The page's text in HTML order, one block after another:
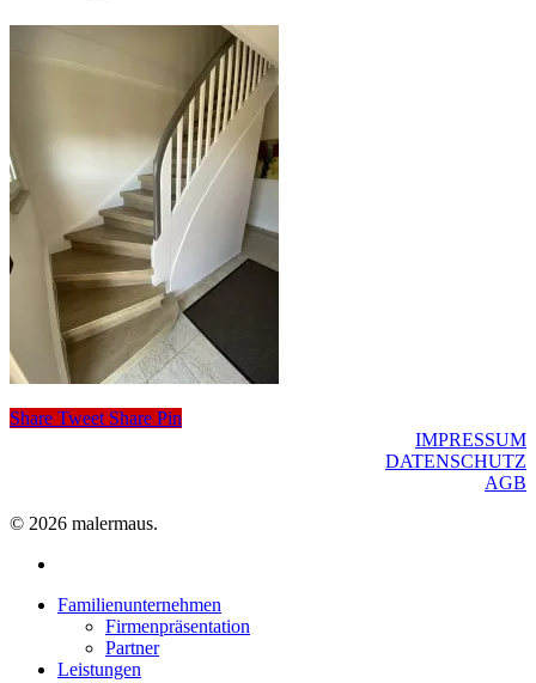
Share Tweet Share Pin
IMPRESSUM
DATENSCHUTZ
AGB
© 2026 malermaus.
Close
Familienunternehmen
Firmenpräsentation
Partner
Leistungen